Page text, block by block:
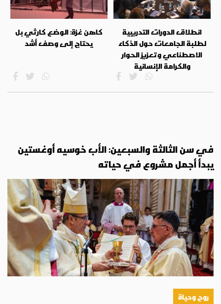
انطلاق الدورات التدريبية
لطلبة الجامعات حول الذكاء
الاصطناعي وتعزيز الحوار
والكرامة الإنسانية
كاهن غزة: الوضع كارثي بل
يحتاج إلى وصف أشد
في سن الثالثة والسبعين: الأب خوسيه أوغستين
يبدأ أجمل مشروع في حياته
روح وحياة